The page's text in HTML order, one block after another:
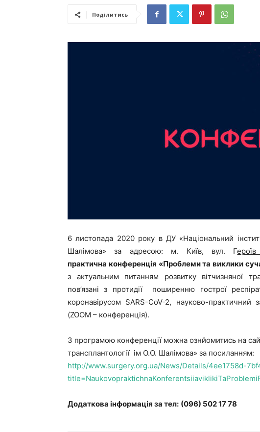
Поділитись
6 листопада 2020року в ДУ «Національний
Шалімова» за адресою: м. Київ, вул. Г
практична конференція «Проблеми та виклики
з актуальним питанням розвитку вітчизняної
пов’язані з протидії поширенню гострої
коронавірусом SARS-CoV-2, науково-
(ZOOM – конференція).
З програмою конференції можна ознйомитись на
трансплантології ім О.О. Шалімова» за посиланням:
http://www.surgery.org.ua/News/Details/4ee1758d-
Додаткова інформація за тел: (096) 502 17 78